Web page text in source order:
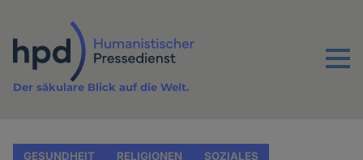
Inhalt
Menu
Der säkulare Blick auf die Welt.
GESUNDHEIT RELIGIONEN SOZIALES